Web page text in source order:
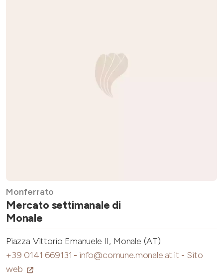
Monferrato
Mercato settimanale di
Monale
Piazza Vittorio Emanuele II, Monale (AT)
+39 0141 669131 - info@comune.monale.at.it - Sito
web